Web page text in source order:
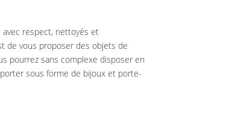
respect, nettoyés et
de vous proposer des objets de
pourrez sans complexe disposer en
sous forme de bijoux et porte-